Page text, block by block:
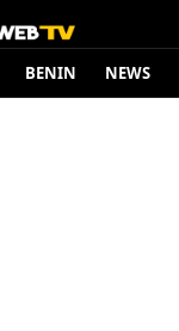
BENIN NEWS